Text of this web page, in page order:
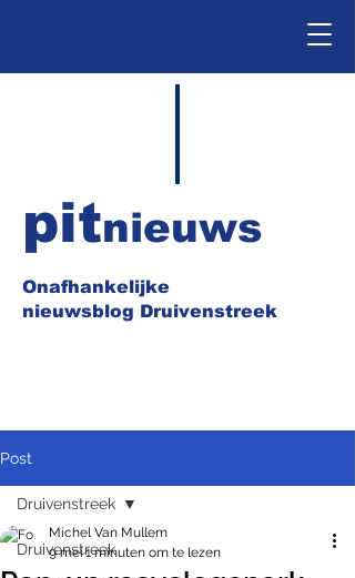
Onafhankelijke
nieuwsblog Druivenstreek
pitnieuws
Post
Druivenstreek
Druivenstreek
Michel Van Mullem
9 mei1 minuten om te lezen